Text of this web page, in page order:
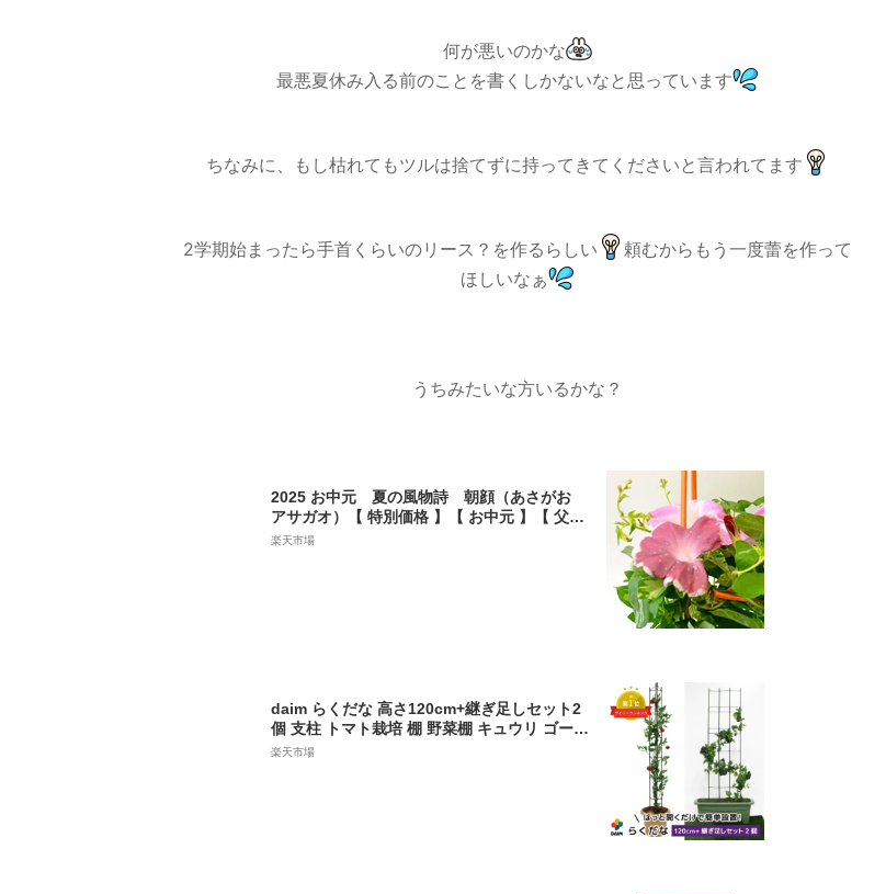
何が悪いのかな
最悪夏休み入る前のことを書くしかないなと思っています
ちなみに、もし枯れてもツルは捨てずに持ってきてくださいと言われてます
2学期始まったら手首くらいのリース？を作るらしい
頼むからもう一度蕾を作って
ほしいなぁ
うちみたいな方いるかな？
2025 お中元 夏の風物詩 朝顔（あさがお
アサガオ）【 特別価格 】【 お中元 】【 父の
日ギフト 】【 バースデー 】
楽天市場
daim らくだな 高さ120cm+継ぎ足しセット2
個 支柱 トマト栽培 棚 野菜棚 キュウリ ゴーヤ
つる性植物 誘引 きゅうり棚 園芸支柱 園芸用
楽天市場